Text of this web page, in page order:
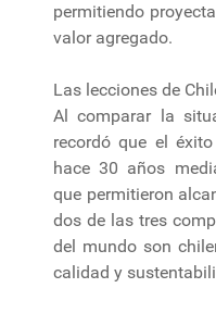
permitiendo
valor agregado.
Las lecciones de
Al comparar la
recordó que el
hace 30 años
que permitieron
dos de las tres
del mundo son
calidad y